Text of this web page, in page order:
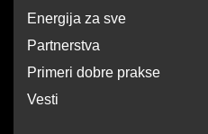
Energija za sve
Partnerstva
Primeri dobre prakse
Vesti